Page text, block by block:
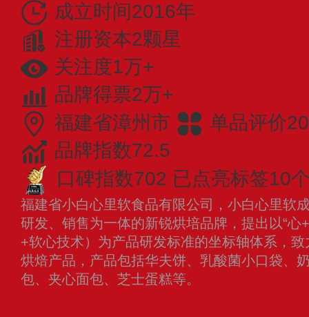
成立时间2016年
注册资本2颗星
关注度1万+
品牌得票2万+
福建省漳州市
单品评价
品牌指数72.5
口碑指数702 已点亮标签10
福建省小白心里软食品有限公司，小白心里软
研发、销售为一体的新锐烘培品牌，提出以“心
+软心技术）为产品研发标准的坐标轴体系，
烘焙产品，产品包括华夫饼、乳酸菌小口袋、
包、夹心面包、芝士蛋糕等。